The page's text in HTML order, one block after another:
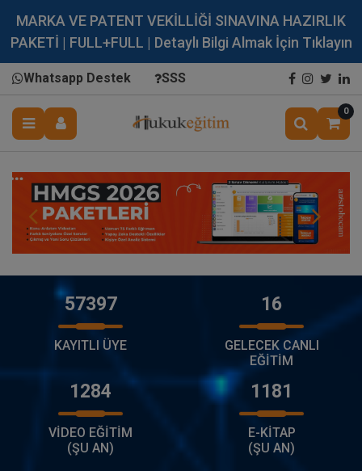
MARKA VE PATENT VEKİLLİĞİ SINAVINA HAZIRLIK
PAKETİ | FULL+FULL | Detaylı Bilgi Almak İçin Tıklayın
Whatsapp Destek SSS
0
57397
KAYITLI ÜYE
16
GELECEK CANLI
EĞİTİM
1284
VİDEO EĞİTİM
(ŞU AN)
1181
E-KİTAP
(ŞU AN)